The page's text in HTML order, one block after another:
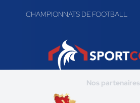
CHAMPIONNATS DE FOOTBALL
Nos partenaires